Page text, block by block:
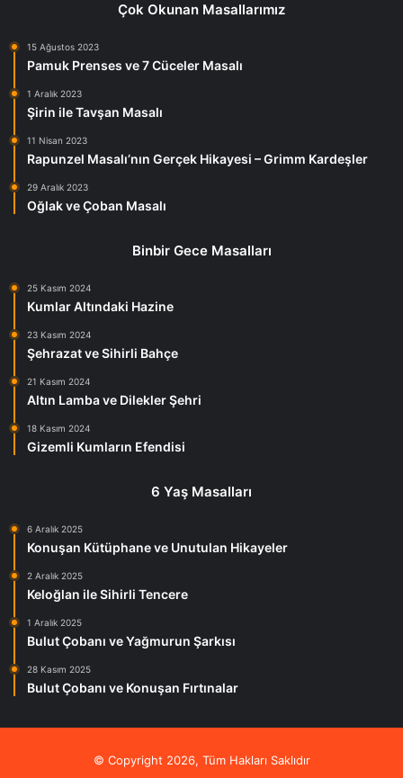
Çok Okunan Masallarımız
15 Ağustos 2023
Pamuk Prenses ve 7 Cüceler Masalı
1 Aralık 2023
Şirin ile Tavşan Masalı
11 Nisan 2023
Rapunzel Masalı’nın Gerçek Hikayesi – Grimm Kardeşler
29 Aralık 2023
Oğlak ve Çoban Masalı
Binbir Gece Masalları
25 Kasım 2024
Kumlar Altındaki Hazine
23 Kasım 2024
Şehrazat ve Sihirli Bahçe
21 Kasım 2024
Altın Lamba ve Dilekler Şehri
18 Kasım 2024
Gizemli Kumların Efendisi
6 Yaş Masalları
6 Aralık 2025
Konuşan Kütüphane ve Unutulan Hikayeler
2 Aralık 2025
Keloğlan ile Sihirli Tencere
1 Aralık 2025
Bulut Çobanı ve Yağmurun Şarkısı
28 Kasım 2025
Bulut Çobanı ve Konuşan Fırtınalar
© Copyright 2026, Tüm Hakları Saklıdır